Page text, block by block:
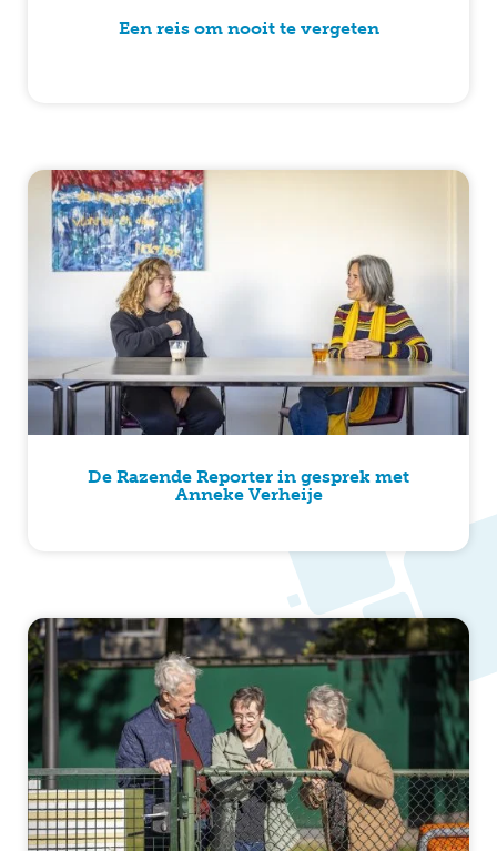
Een reis om nooit te vergeten
De Razende Reporter in gesprek met
Anneke Verheije